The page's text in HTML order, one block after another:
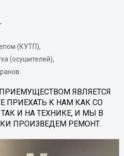
(КУТП),
(осушителей),
ЯВЛЯЕТСЯ
ПРИЕХАТЬ К НАМ КАК СО
И НА ТЕХНИКЕ, И МЫ В
ПРОИЗВЕДЕМ РЕМОНТ.